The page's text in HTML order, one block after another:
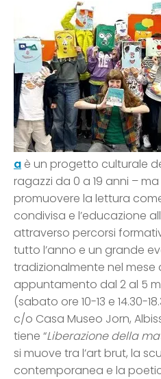
a è un progetto culturale
ragazzi da 0 a 19 anni –
promuovere la lettura
condivisa e l’educazione
attraverso percorsi
tutto l’anno e un grande
tradizionalmente nel mese
appuntamento dal 2 al 5
(sabato ore 10-13 e 14.30-
c/o Casa Museo Jorn,
tiene “Liberazione della
si muove tra l’art brut, la
contemporanea e la